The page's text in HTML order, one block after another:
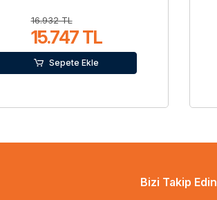
16.932 TL
15.747 TL
Sepete Ekle
Bizi Takip Edin